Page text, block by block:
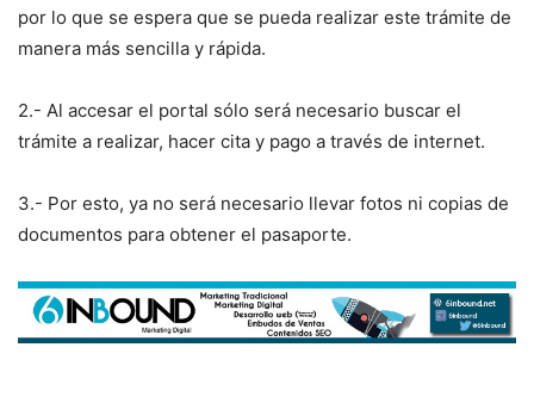
por lo que se espera que se pueda realizar este trámite de
manera más sencilla y rápida.
2.- Al accesar el portal sólo será necesario buscar el
trámite a realizar, hacer cita y pago a través de internet.
3.- Por esto, ya no será necesario llevar fotos ni copias de
documentos para obtener el pasaporte.